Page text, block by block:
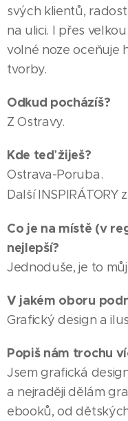
svých klientů,
na ulici. I přes
volné noze oceňuje
tvorby.
Odkud pocházíš?
Z Ostravy.
Kde teď žiješ?
Ostrava-Poruba.
Další INSPIRÁTORY
Co je na místě (v
nejlepší?
Jednoduše, je to
V jakém oboru
Grafický design a
Popiš nám trochu
Jsem grafická
a nejraději dělám
ebooků, od